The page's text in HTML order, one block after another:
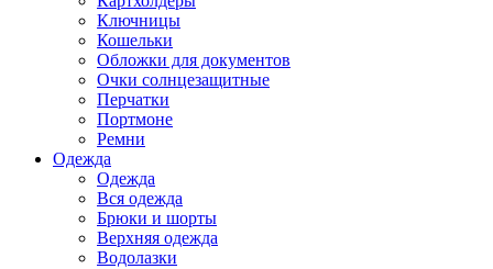
Ключницы
Кошельки
Обложки для документов
Очки солнцезащитные
Перчатки
Портмоне
Ремни
Одежда
Одежда
Вся одежда
Брюки и шорты
Верхняя одежда
Водолазки